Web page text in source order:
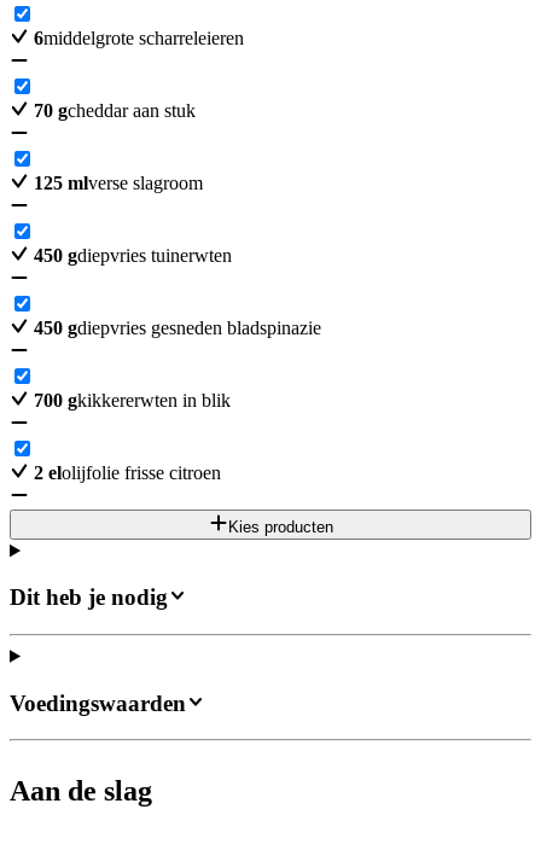
6middelgrote scharreleieren
70 gcheddar aan stuk
125 mlverse slagroom
450 gdiepvries tuinerwten
450 gdiepvries gesneden bladspinazie
700 gkikkererwten in blik
2 elolijfolie frisse citroen
Kies producten
Dit heb je nodig
Aan de slag
Voedingswaarden